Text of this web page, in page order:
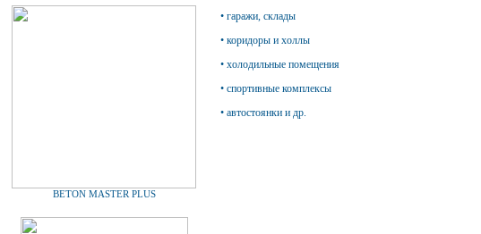
BETON MASTER PLUS
• гаражи, склады
• коридоры и холлы
• холодильные помещения
• спортивные комплексы
• автостоянки и др.